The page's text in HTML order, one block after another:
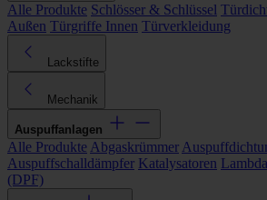
Alle Produkte Schlösser & Schlüssel
Außen Türgriffe Innen Türverkleidung
Lackstifte
Mechanik
Auspuffanlagen
Alle Produkte Abgaskrümmer
Auspuffschalldämpfer Katalysatoren
(DPF)